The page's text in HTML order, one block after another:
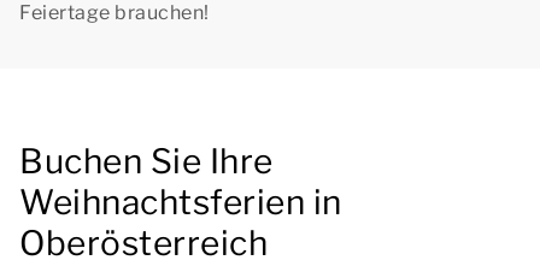
Feiertage brauchen!
Buchen Sie Ihre
Weihnachtsferien in
Oberösterreich